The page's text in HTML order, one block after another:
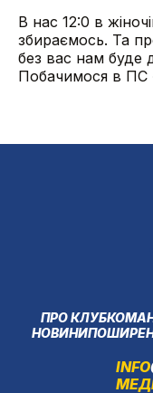
В нас 12:0 в
збираємось. Та
без вас нам буде
Побачимося в ПС
ПРО КЛУБ
НОВИНИ
INFO